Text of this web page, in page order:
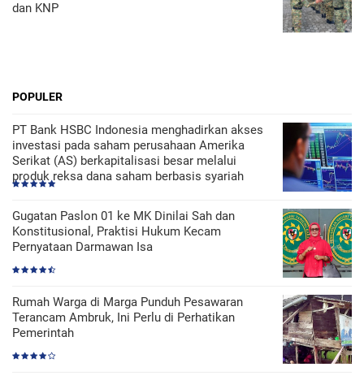
dan KNP
POPULER
PT Bank HSBC Indonesia menghadirkan akses
investasi pada saham perusahaan Amerika
Serikat (AS) berkapitalisasi besar melalui
produk reksa dana saham berbasis syariah
Gugatan Paslon 01 ke MK Dinilai Sah dan
Konstitusional, Praktisi Hukum Kecam
Pernyataan Darmawan Isa
Rumah Warga di Marga Punduh Pesawaran
Terancam Ambruk, Ini Perlu di Perhatikan
Pemerintah